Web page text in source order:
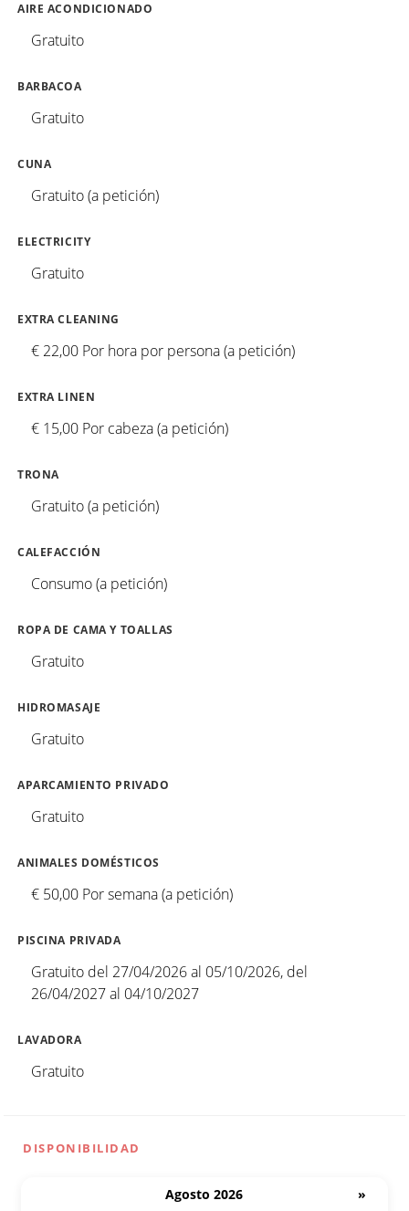
AIRE ACONDICIONADO
Gratuito
BARBACOA
Gratuito
CUNA
Gratuito (a petición)
ELECTRICITY
Gratuito
EXTRA CLEANING
€ 22,00 Por hora por persona (a petición)
EXTRA LINEN
€ 15,00 Por cabeza (a petición)
TRONA
Gratuito (a petición)
CALEFACCIÓN
Consumo (a petición)
ROPA DE CAMA Y TOALLAS
Gratuito
HIDROMASAJE
Gratuito
APARCAMIENTO PRIVADO
Gratuito
ANIMALES DOMÉSTICOS
€ 50,00 Por semana (a petición)
PISCINA PRIVADA
Gratuito del 27/04/2026 al 05/10/2026, del
26/04/2027 al 04/10/2027
LAVADORA
Gratuito
DISPONIBILIDAD
Agosto 2026
»